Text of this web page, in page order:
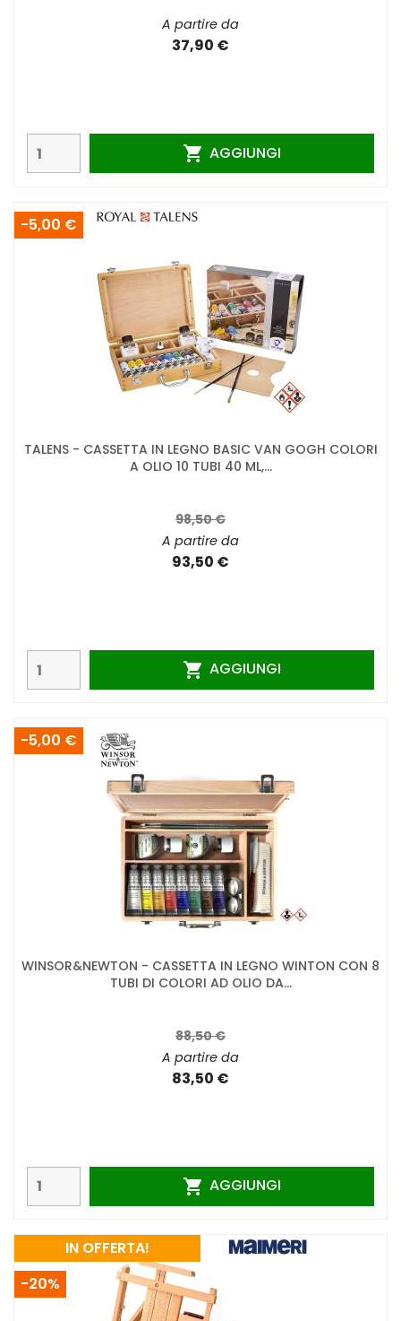
A partire da
37,90 €
 AGGIUNGI
TALENS - CASSETTA IN LEGNO BASIC VAN GOGH COLORI
A OLIO 10 TUBI 40 ML,...
98,50 €
A partire da
93,50 €
 AGGIUNGI
-5,00 €
WINSOR&NEWTON - CASSETTA IN LEGNO WINTON CON 8
TUBI DI COLORI AD OLIO DA...
88,50 €
A partire da
83,50 €
 AGGIUNGI
-5,00 €
IN OFFERTA!
-20%